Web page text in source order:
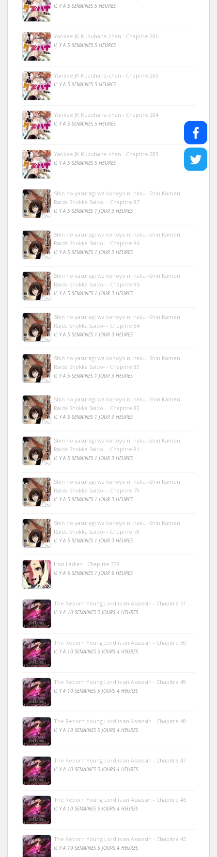
IL Y A 5 SEMAINES 5 HEURES
Yankee JK Kuzuhana-chan - Chapitre 286
IL Y A 5 SEMAINES 5 HEURES
Yankee JK Kuzuhana-chan - Chapitre 285
IL Y A 5 SEMAINES 5 HEURES
Yankee JK Kuzuhana-chan - Chapitre 284
IL Y A 5 SEMAINES 5 HEURES
Yankee JK Kuzuhana-chan - Chapitre 283
IL Y A 5 SEMAINES 5 HEURES
Shin no yasuragi wa konoyo ni naku -Shin Kamen
Raida Shokka Saido- - Chapitre 87
IL Y A 5 SEMAINES 1 JOUR 3 HEURES
Shin no yasuragi wa konoyo ni naku -Shin Kamen
Raida Shokka Saido- - Chapitre 86
IL Y A 5 SEMAINES 1 JOUR 3 HEURES
Shin no yasuragi wa konoyo ni naku -Shin Kamen
Raida Shokka Saido- - Chapitre 85
IL Y A 5 SEMAINES 1 JOUR 3 HEURES
Shin no yasuragi wa konoyo ni naku -Shin Kamen
Raida Shokka Saido- - Chapitre 84
IL Y A 5 SEMAINES 1 JOUR 3 HEURES
Shin no yasuragi wa konoyo ni naku -Shin Kamen
Raida Shokka Saido- - Chapitre 83
IL Y A 5 SEMAINES 1 JOUR 3 HEURES
Shin no yasuragi wa konoyo ni naku -Shin Kamen
Raida Shokka Saido- - Chapitre 82
IL Y A 5 SEMAINES 1 JOUR 3 HEURES
Shin no yasuragi wa konoyo ni naku -Shin Kamen
Raida Shokka Saido- - Chapitre 81
IL Y A 5 SEMAINES 1 JOUR 3 HEURES
Shin no yasuragi wa konoyo ni naku -Shin Kamen
Raida Shokka Saido- - Chapitre 79
IL Y A 5 SEMAINES 1 JOUR 3 HEURES
Shin no yasuragi wa konoyo ni naku -Shin Kamen
Raida Shokka Saido- - Chapitre 78
IL Y A 5 SEMAINES 1 JOUR 3 HEURES
Iron Ladies - Chapitre 338
IL Y A 6 SEMAINES 1 JOUR 6 HEURES
The Reborn Young Lord is an Assassin - Chapitre 51
IL Y A 10 SEMAINES 5 JOURS 4 HEURES
The Reborn Young Lord is an Assassin - Chapitre 50
IL Y A 10 SEMAINES 5 JOURS 4 HEURES
The Reborn Young Lord is an Assassin - Chapitre 49
IL Y A 10 SEMAINES 5 JOURS 4 HEURES
The Reborn Young Lord is an Assassin - Chapitre 48
IL Y A 10 SEMAINES 5 JOURS 4 HEURES
The Reborn Young Lord is an Assassin - Chapitre 47
IL Y A 10 SEMAINES 5 JOURS 4 HEURES
The Reborn Young Lord is an Assassin - Chapitre 46
IL Y A 10 SEMAINES 5 JOURS 4 HEURES
The Reborn Young Lord is an Assassin - Chapitre 45
IL Y A 10 SEMAINES 5 JOURS 4 HEURES